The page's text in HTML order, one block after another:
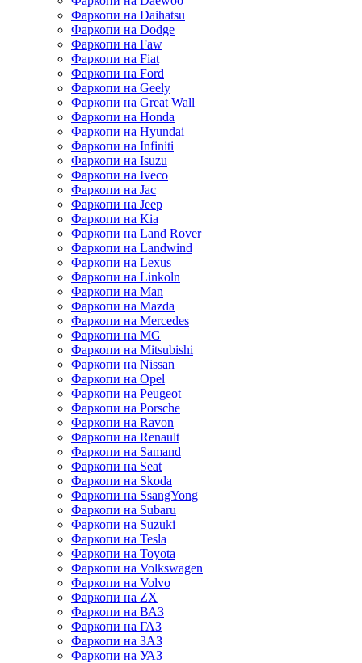
Фаркопи на Daihatsu
Фаркопи на Dodge
Фаркопи на Faw
Фаркопи на Fiat
Фаркопи на Ford
Фаркопи на Geely
Фаркопи на Great Wall
Фаркопи на Honda
Фаркопи на Hyundai
Фаркопи на Infiniti
Фаркопи на Isuzu
Фаркопи на Iveco
Фаркопи на Jac
Фаркопи на Jeep
Фаркопи на Kia
Фаркопи на Land Rover
Фаркопи на Landwind
Фаркопи на Lexus
Фаркопи на Linkoln
Фаркопи на Man
Фаркопи на Mazda
Фаркопи на Mercedes
Фаркопи на MG
Фаркопи на Mitsubishi
Фаркопи на Nissan
Фаркопи на Opel
Фаркопи на Peugeot
Фаркопи на Porsche
Фаркопи на Ravon
Фаркопи на Renault
Фаркопи на Samand
Фаркопи на Seat
Фаркопи на Skoda
Фаркопи на SsangYong
Фаркопи на Subaru
Фаркопи на Suzuki
Фаркопи на Tesla
Фаркопи на Toyota
Фаркопи на Volkswagen
Фаркопи на Volvo
Фаркопи на ZX
Фаркопи на ВАЗ
Фаркопи на ГАЗ
Фаркопи на ЗАЗ
Фаркопи на УАЗ